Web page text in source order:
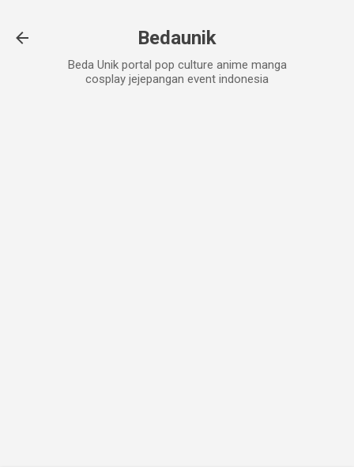
Bedaunik
Beda Unik portal pop culture anime manga
cosplay jejepangan event indonesia